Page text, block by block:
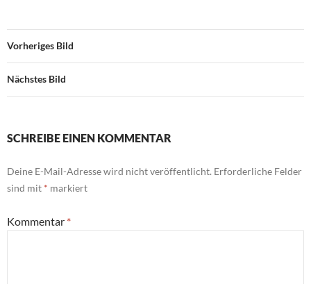
Vorheriges Bild
Nächstes Bild
SCHREIBE EINEN KOMMENTAR
Deine E-Mail-Adresse wird nicht veröffentlicht. Erforderliche Felder
sind mit * markiert
Kommentar *